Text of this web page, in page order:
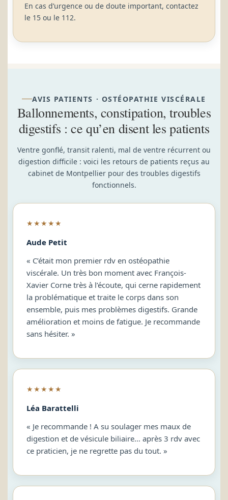
En cas d’urgence ou de doute important, contactez
le 15 ou le 112.
AVIS PATIENTS · OSTÉOPATHIE VISCÉRALE
Ballonnements, constipation, troubles
digestifs : ce qu’en disent les patients
Ventre gonflé, transit ralenti, mal de ventre récurrent ou
digestion difficile : voici les retours de patients reçus au
cabinet de Montpellier pour des troubles digestifs
fonctionnels.
★★★★★
Aude Petit
« C’était mon premier rdv en ostéopathie
viscérale. Un très bon moment avec François-
Xavier Corne très à l’écoute, qui cerne rapidement
la problématique et traite le corps dans son
ensemble, puis mes problèmes digestifs. Grande
amélioration et moins de fatigue. Je recommande
sans hésiter. »
★★★★★
Léa Barattelli
« Je recommande ! A su soulager mes maux de
digestion et de vésicule biliaire… après 3 rdv avec
ce praticien, je ne regrette pas du tout. »